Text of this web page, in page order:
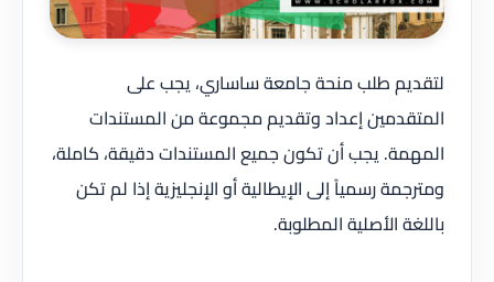
لتقديم طلب منحة جامعة ساساري، يجب على
المتقدمين إعداد وتقديم مجموعة من المستندات
المهمة. يجب أن تكون جميع المستندات دقيقة، كاملة،
ومترجمة رسمياً إلى الإيطالية أو الإنجليزية إذا لم تكن
باللغة الأصلية المطلوبة.